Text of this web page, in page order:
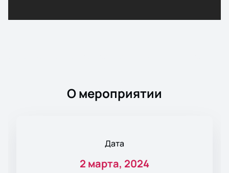
О мероприятии
Дата
2 марта, 2024